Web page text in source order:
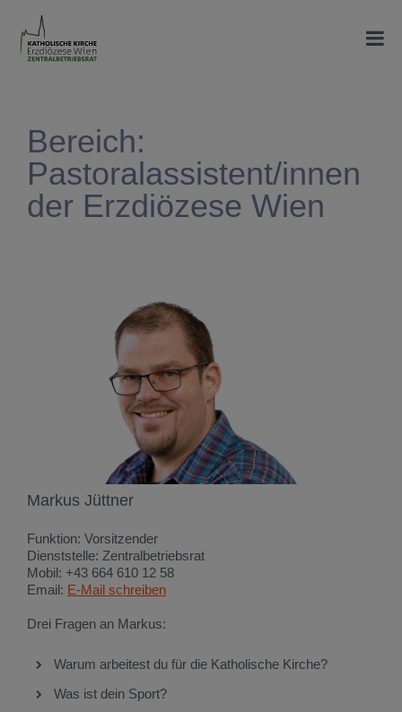
Bereich:
Pastoralassistent/innen
der Erzdiözese Wien
Markus Jüttner
Funktion: Vorsitzender
Dienststelle: Zentralbetriebsrat
Mobil: +43 664 610 12 58
Email: E-Mail schreiben
Drei Fragen an Markus:
Warum arbeitest du für die Katholische Kirche?
Was ist dein Sport?